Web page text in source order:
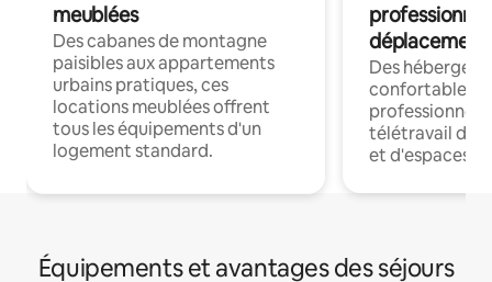
meublées
Des cabanes de montagne
paisibles aux appartements
urbains pratiques, ces
locations meublées offrent
tous les équipements d'un
logement standard.
déplacement
Des
confortables
professionnels
télétravail
et d'espaces
Équipements et avantages des séjours